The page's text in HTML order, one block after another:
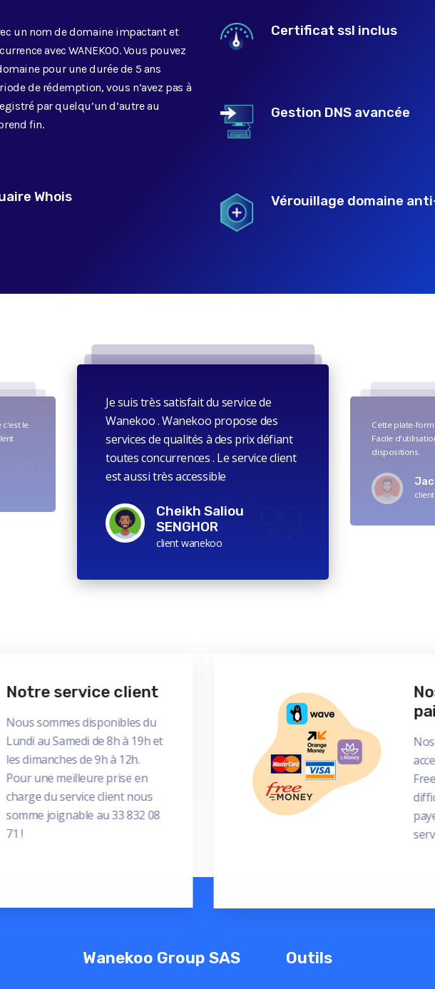
un nom de domaine impactant et
avec WANEKOO. Vous pouvez
pour une durée de 5 ans
de rédemption, vous n’avez pas à
par quelqu’un d’autre au
fin.
Whois
Certificat ssl inclus
Gestion DNS avancée
Vérouillage domaine
c'est le
Je suis très satisfait du service de
Wanekoo . Wanekoo propose des
services de qualités à des prix défiant
toutes concurrences . Le service client
est aussi très accessible
Cheikh Saliou
SENGHOR
client wanekoo
Cette plate-
Facile
dispositions.
Notre service client
Nous sommes disponibles du
Lundi au Samedi de 8h à 19h et
les dimanches de 9h à 12h.
Pour une meilleure prise en
charge du service client nous
somme joignable au 33 832 08
71 !
Wanekoo Group SAS Outils